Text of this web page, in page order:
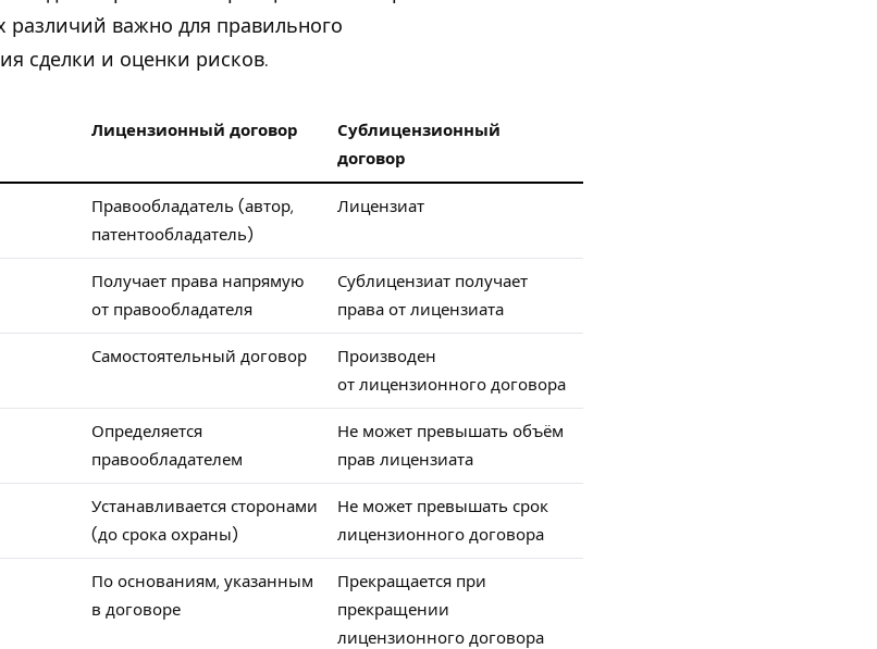
различий важно для правильного
сделки и оценки рисков.
Лицензионный договор
Сублицензионный
договор
Правообладатель (автор,
патентообладатель)
Лицензиат
Получает права напрямую
от правообладателя
Сублицензиат получает
права от лицензиата
Самостоятельный договор
Производен
от лицензионного договора
Определяется
правообладателем
Не может превышать объём
прав лицензиата
Устанавливается сторонами
(до срока охраны)
Не может превышать срок
лицензионного договора
По основаниям, указанным
в договоре
Прекращается при
прекращении
лицензионного договора